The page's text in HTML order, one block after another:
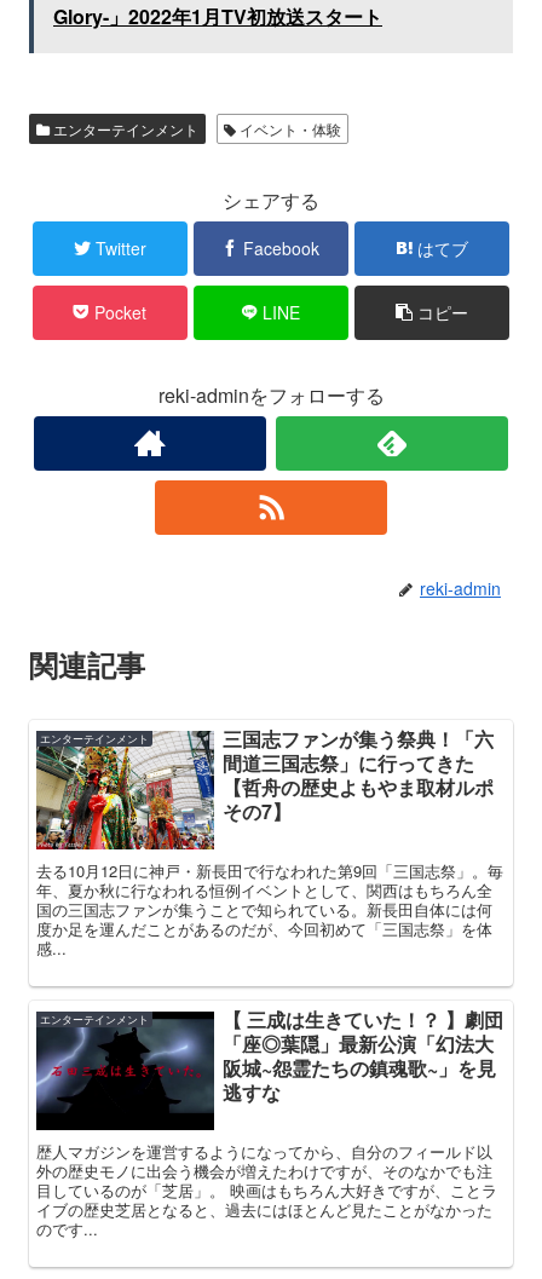
Glory-」2022年1月TV初放送スタート
エンターテインメント イベント・体験
シェアする
Twitter Facebook はてブ
Pocket LINE コピー
reki-adminをフォローする
reki-admin
関連記事
エンターテインメント
三国志ファンが集う祭典！「六
間道三国志祭」に行ってきた
【哲舟の歴史よもやま取材ルポ
その7】
去る10月12日に神戸・新長田で行なわれた第9回「三国志祭」。毎
年、夏か秋に行なわれる恒例イベントとして、関西はもちろん全
国の三国志ファンが集うことで知られている。新長田自体には何
度か足を運んだことがあるのだが、今回初めて「三国志祭」を体
感...
エンターテインメント
【 三成は生きていた！？ 】劇団
「座◎葉隠」最新公演「幻法大
阪城~怨霊たちの鎮魂歌~」を見
逃すな
歴人マガジンを運営するようになってから、自分のフィールド以
外の歴史モノに出会う機会が増えたわけですが、そのなかでも注
目しているのが「芝居」。 映画はもちろん大好きですが、ことラ
イブの歴史芝居となると、過去にはほとんど見たことがなかった
のです...